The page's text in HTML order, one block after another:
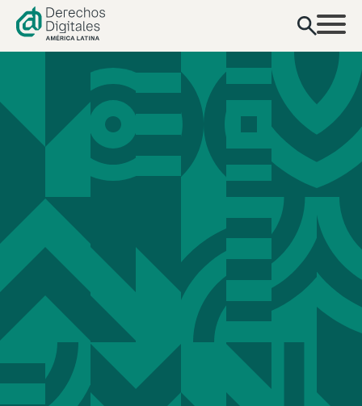
contenido